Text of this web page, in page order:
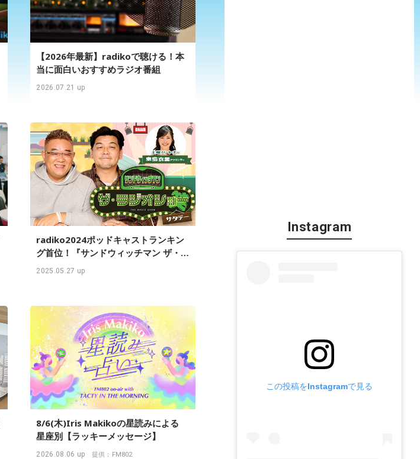
【2026年最新】radikoで聴ける！本
当に面白いおすすめラジオ番組
2026.07.21 up
radiko2024ポッドキャストランキン
グ首位！『サンドウィッチマン ザ・
ラジオショー サタデー』インタビュ
2025.05.27 up
8/6(木)Iris Makikoの星読みによる
星座別【ラッキーメッセージ】
2026.08.06 up 提供：FM802
Instagram
この投稿をInstagramで見る